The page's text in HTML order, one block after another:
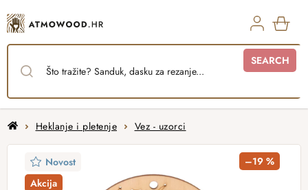
to
content
SEARCH
HomeHeklanje i pletenje Vez - uzorci
Novost
Akcija
–19 %